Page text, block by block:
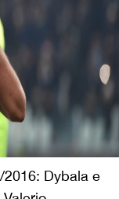
Dybala e